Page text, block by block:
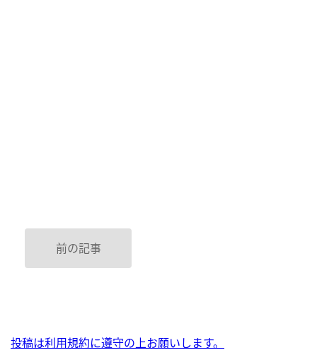
前の記事
投稿は利用規約に遵守の上お願いします。